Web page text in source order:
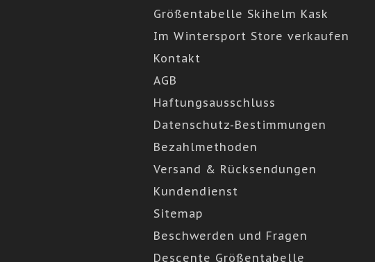
Größentabelle Skihelm Kask
Im Wintersport Store verkaufen
Kontakt
AGB
Haftungsausschluss
Datenschutz-Bestimmungen
Bezahlmethoden
Versand & Rücksendungen
Kundendienst
Sitemap
Beschwerden und Fragen
Descente Größentabelle